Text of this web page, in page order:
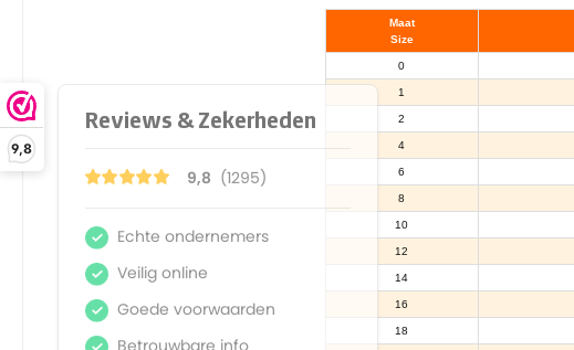
9,8
Maat
Size
0
1
2
4
6
8
10
12
14
16
18